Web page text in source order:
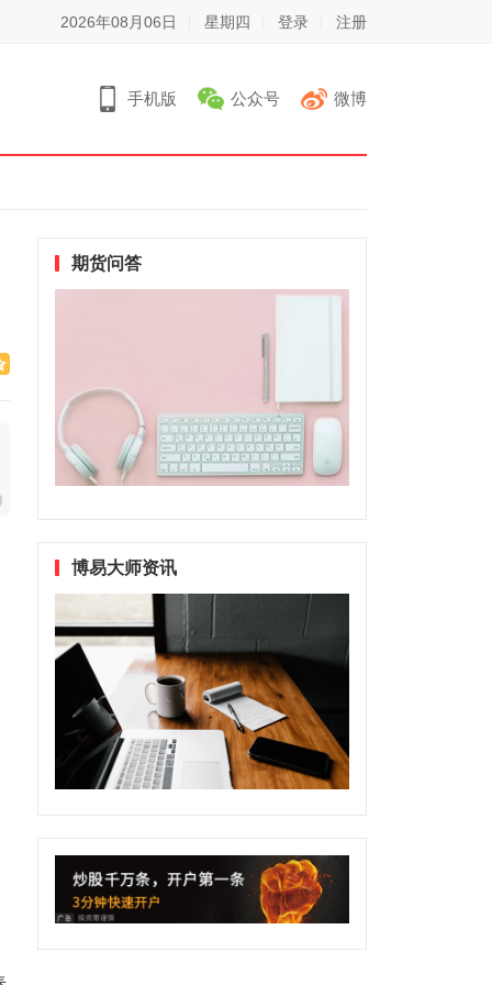
2026年08月06日 星期四 登录 注册
手机版 公众号 微博
期货问答
博易大师资讯